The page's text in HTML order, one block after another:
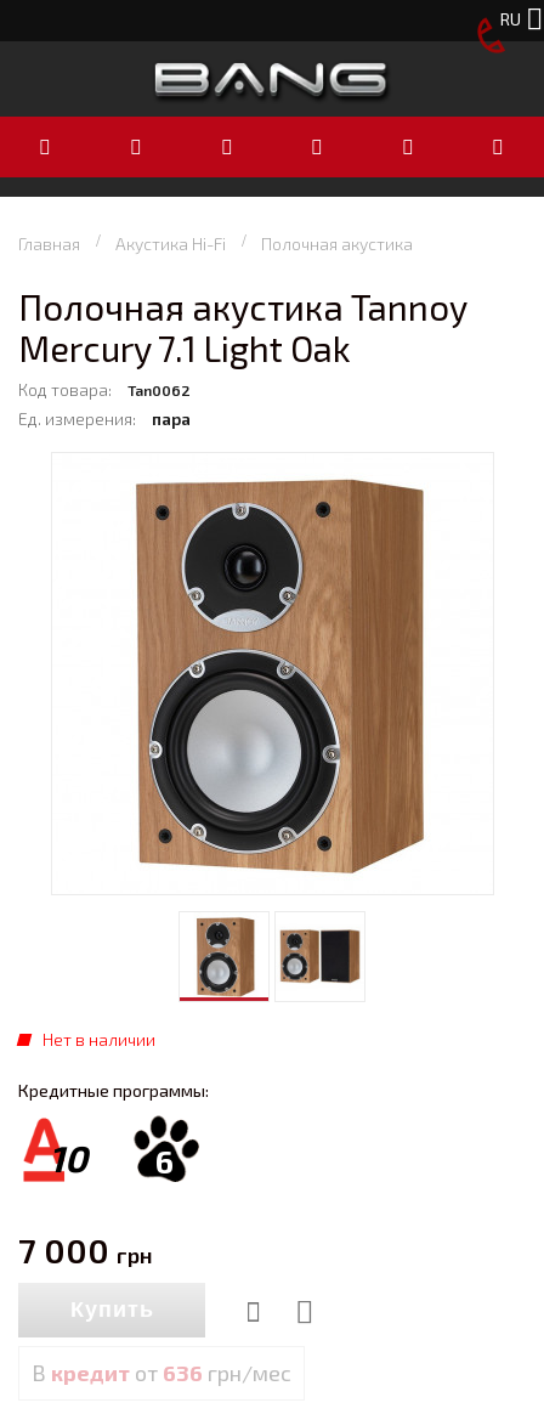
RU
Главная Акустика Hi-Fi Полочная акустика
Полочная акустика Tannoy
Mercury 7.1 Light Oak
Код товара: Tan0062
Ед. измерения: пара
Нет в наличии
Кредитные программы:
10 6
7 000 грн
Купить
В кредит от 636 грн/мес